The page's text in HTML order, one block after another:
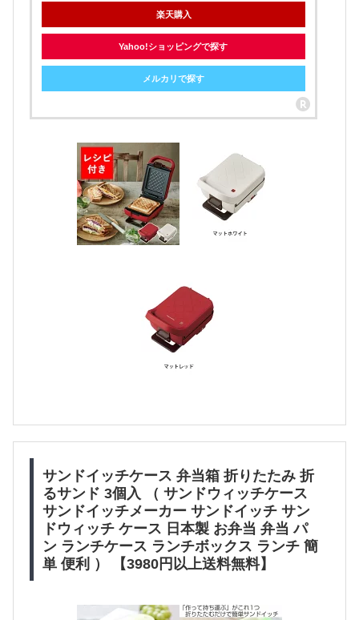
楽天購入
Yahoo!ショッピングで探す
メルカリで探す
サンドイッチケース 弁当箱 折りたたみ 折
るサンド 3個入 （ サンドウィッチケース
サンドイッチメーカー サンドイッチ サン
ドウィッチ ケース 日本製 お弁当 弁当 パ
ン ランチケース ランチボックス ランチ 簡
単 便利 ） 【3980円以上送料無料】